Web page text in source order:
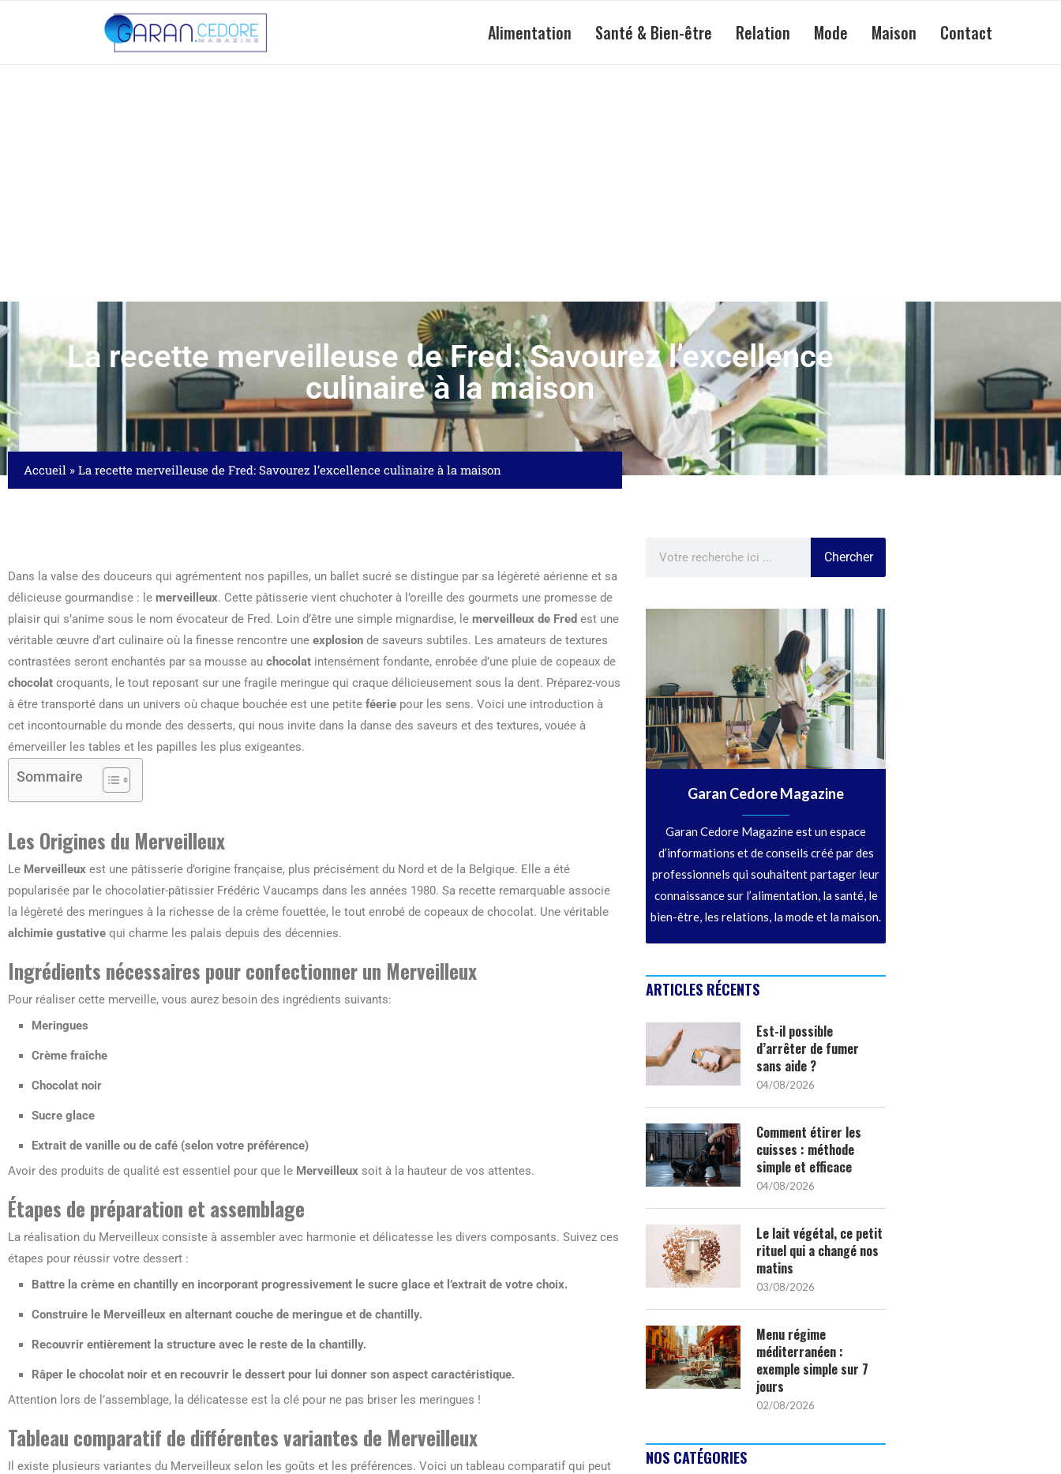
Alimentation Santé & Bien-être Relation Mode Maison Contact
La recette merveilleuse de Fred: Savourez l’excellence
culinaire à la maison
Accueil » La recette merveilleuse de Fred: Savourez l’excellence culinaire à la maison
Dans la valse des douceurs qui agrémentent nos papilles, un ballet sucré se distingue par sa légèreté aérienne et sa
délicieuse gourmandise : le merveilleux. Cette pâtisserie vient chuchoter à l’oreille des gourmets une promesse de
plaisir qui s’anime sous le nom évocateur de Fred. Loin d’être une simple mignardise, le merveilleux de Fred est une
véritable œuvre d’art culinaire où la finesse rencontre une explosion de saveurs subtiles. Les amateurs de textures
contrastées seront enchantés par sa mousse au chocolat intensément fondante, enrobée d’une pluie de copeaux de
chocolat croquants, le tout reposant sur une fragile meringue qui craque délicieusement sous la dent. Préparez-vous
à être transporté dans un univers où chaque bouchée est une petite féerie pour les sens. Voici une introduction à
cet incontournable du monde des desserts, qui nous invite dans la danse des saveurs et des textures, vouée à
émerveiller les tables et les papilles les plus exigeantes.
Sommaire
Les Origines du Merveilleux
Le Merveilleux est une pâtisserie d’origine française, plus précisément du Nord et de la Belgique. Elle a été
popularisée par le chocolatier-pâtissier Frédéric Vaucamps dans les années 1980. Sa recette remarquable associe
la légèreté des meringues à la richesse de la crème fouettée, le tout enrobé de copeaux de chocolat. Une véritable
alchimie gustative qui charme les palais depuis des décennies.
Ingrédients nécessaires pour confectionner un Merveilleux
Pour réaliser cette merveille, vous aurez besoin des ingrédients suivants:
Meringues
Crème fraîche
Chocolat noir
Sucre glace
Extrait de vanille ou de café (selon votre préférence)
Avoir des produits de qualité est essentiel pour que le Merveilleux soit à la hauteur de vos attentes.
Étapes de préparation et assemblage
La réalisation du Merveilleux consiste à assembler avec harmonie et délicatesse les divers composants. Suivez ces
étapes pour réussir votre dessert :
Battre la crème en chantilly en incorporant progressivement le sucre glace et l’extrait de votre choix.
Construire le Merveilleux en alternant couche de meringue et de chantilly.
Recouvrir entièrement la structure avec le reste de la chantilly.
Râper le chocolat noir et en recouvrir le dessert pour lui donner son aspect caractéristique.
Attention lors de l’assemblage, la délicatesse est la clé pour ne pas briser les meringues !
Tableau comparatif de différentes variantes de Merveilleux
Il existe plusieurs variantes du Merveilleux selon les goûts et les préférences. Voici un tableau comparatif qui peut
Chercher
Garan Cedore Magazine
Garan Cedore Magazine est un espace
d’informations et de conseils créé par des
professionnels qui souhaitent partager leur
connaissance sur l’alimentation, la santé, le
bien-être, les relations, la mode et la maison.
ARTICLES RÉCENTS
Est-il possible
d’arrêter de fumer
sans aide ?
04/08/2026
Comment étirer les
cuisses : méthode
simple et efficace
04/08/2026
Le lait végétal, ce petit
rituel qui a changé nos
matins
03/08/2026
Menu régime
méditerranéen :
exemple simple sur 7
jours
02/08/2026
NOS CATÉGORIES